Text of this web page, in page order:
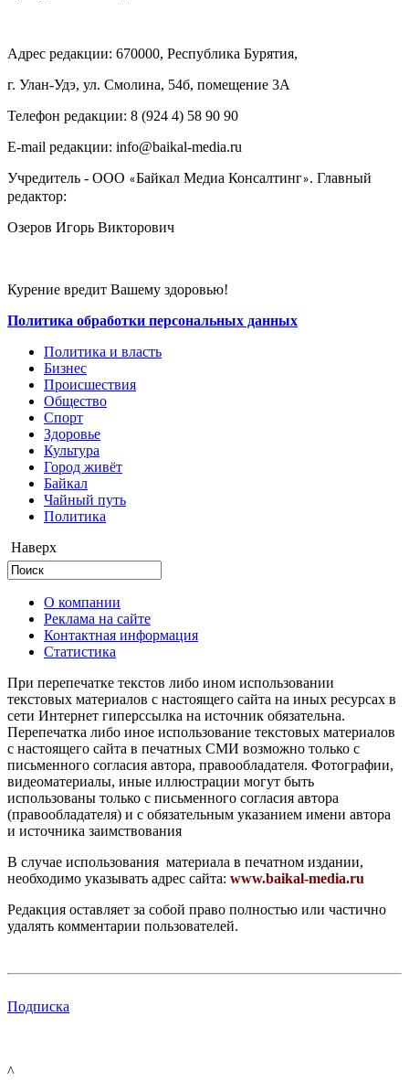
Адрес редакции: 670000, Республика Бурятия,
г. Улан-Удэ, ул. Смолина, 54б, помещение 3А
Телефон редакции: ‎‎8 (924 4) 58 90 90
E-mail редакции: info@baikal-media.ru
Учредитель - ООО «Байкал Медиа Консалтинг». Главный
редактор:
Озеров Игорь Викторович
Курение вредит Вашему здоровью!
Политика обработки персональных данных
Политика и власть
Бизнес
Происшествия
Общество
Cпорт
Здоровье
Культура
Город живёт
Байкал
Чайный путь
Политика
Наверх
О компании
Реклама на сайте
Контактная информация
Статистика
При перепечатке текстов либо ином использовании
текстовых материалов с настоящего сайта на иных ресурсах в
сети Интернет гиперссылка на источник обязательна.
Перепечатка либо иное использование текстовых материалов
с настоящего сайта в печатных СМИ возможно только с
письменного согласия автора, правообладателя. Фотографии,
видеоматериалы, иные иллюстрации могут быть
использованы только с письменного согласия автора
(правообладателя) и с обязательным указанием имени автора
и источника заимствования
В случае использования материала в печатном издании,
необходимо указывать адрес сайта: www.baikal-media.ru
Редакция оставляет за собой право полностью или частично
удалять комментарии пользователей.
Подписка
^